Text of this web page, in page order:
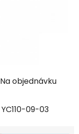
Na objednávku
YC110-09-03